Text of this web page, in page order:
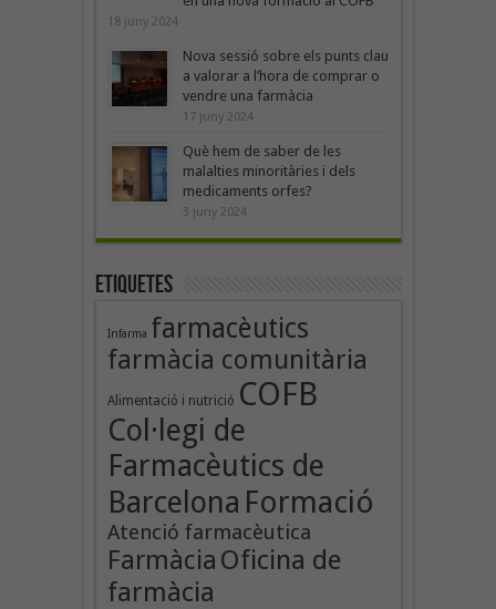
18 juny 2024
Nova sessió sobre els punts clau
a valorar a l’hora de comprar o
vendre una farmàcia
17 juny 2024
Què hem de saber de les
malalties minoritàries i dels
medicaments orfes?
3 juny 2024
Etiquetes
Infarma farmacèutics
farmàcia comunitària
Alimentació i nutrició COFB
Col·legi de
Farmacèutics de
Barcelona Formació
Atenció farmacèutica
Farmàcia Oficina de
farmàcia